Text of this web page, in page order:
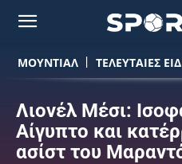
ΜΟΥΝΤΙΆΛ ΤΕΛΕΥΤΑΙΕΣ
Λιονέλ Μέσι:
Αίγυπτο και
ασίστ του